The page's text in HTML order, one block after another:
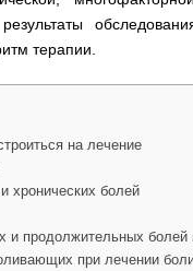
терапии.
на лечение
хронических болей
и продолжительных болей
при лечении